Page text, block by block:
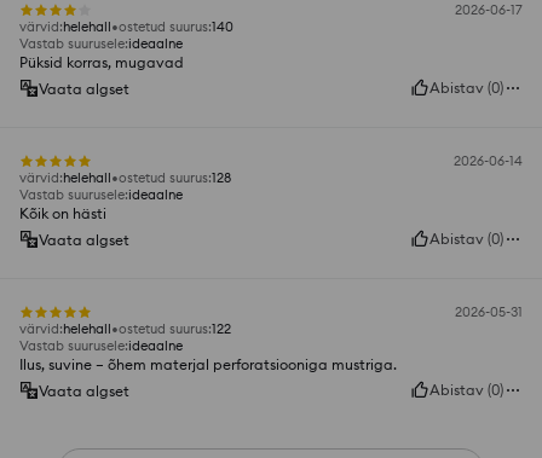
2026-06-17
värvid:helehall ostetud suurus:140
Vastab suurusele:ideaalne
Püksid korras, mugavad
Vaata algset
Abistav (0)
2026-06-14
värvid:helehall ostetud suurus:128
Vastab suurusele:ideaalne
Kõik on hästi
Vaata algset
Abistav (0)
2026-05-31
värvid:helehall ostetud suurus:122
Vastab suurusele:ideaalne
Ilus, suvine – õhem materjal perforatsiooniga mustriga.
Vaata algset
Abistav (0)